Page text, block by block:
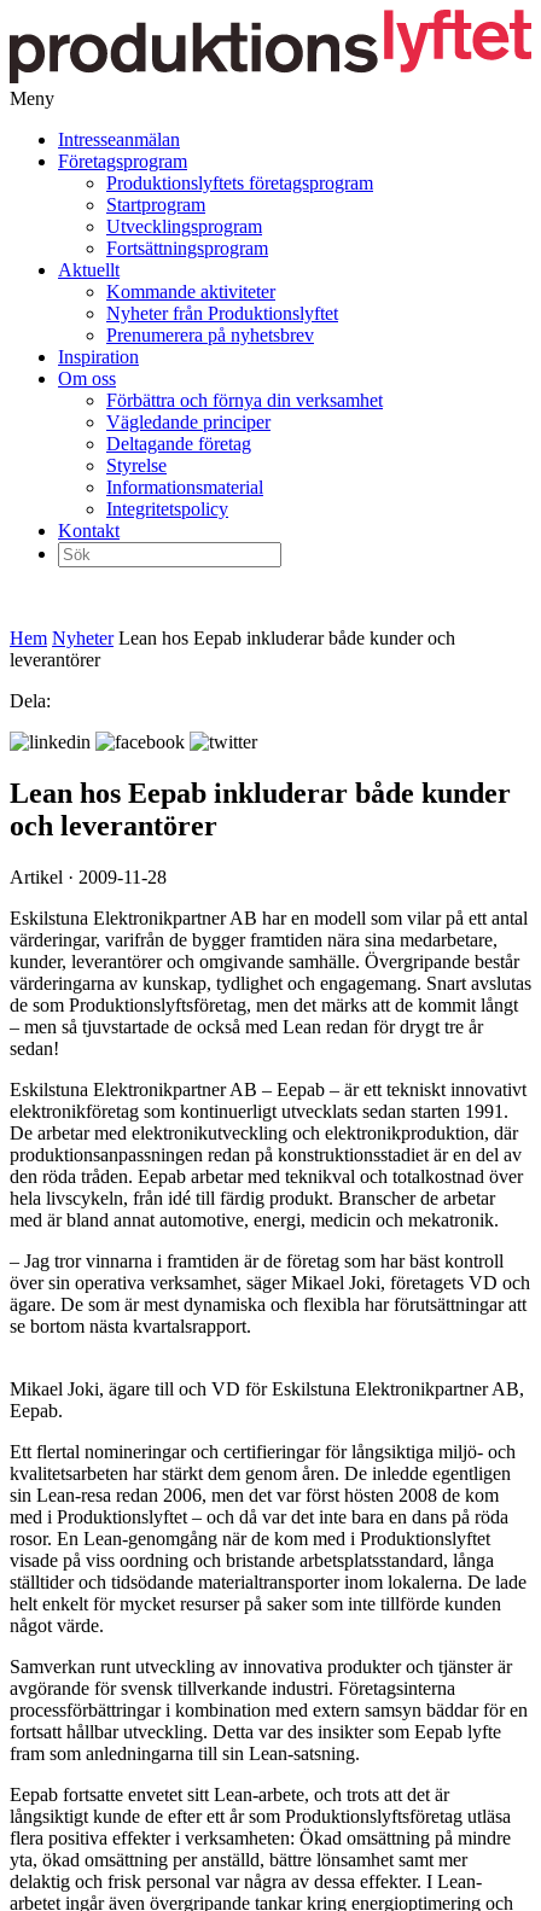
Meny
vidare
Intresseanmälan
Företagsprogram
Produktionslyftets företagsprogram
Startprogram
Utvecklingsprogram
Fortsättningsprogram
Aktuellt
Kommande aktiviteter
Nyheter från Produktionslyftet
Prenumerera på nyhetsbrev
Inspiration
Om oss
Förbättra och förnya din verksamhet
Vägledande principer
Deltagande företag
Styrelse
Informationsmaterial
Integritetspolicy
Kontakt
Sök
efter:
Hem Nyheter Lean hos Eepab inkluderar både kunder och
leverantörer
Dela:
Lean hos Eepab inkluderar både kunder
och leverantörer
Artikel · 2009-11-28
Eskilstuna Elektronikpartner AB har en modell som vilar på ett antal
värderingar, varifrån de bygger framtiden nära sina medarbetare,
kunder, leverantörer och omgivande samhälle. Övergripande består
värderingarna av kunskap, tydlighet och engagemang. Snart avslutas
de som Produktionslyftsföretag, men det märks att de kommit långt
– men så tjuvstartade de också med Lean redan för drygt tre år
sedan!
Eskilstuna Elektronikpartner AB – Eepab – är ett tekniskt innovativt
elektronikföretag som kontinuerligt utvecklats sedan starten 1991.
De arbetar med elektronikutveckling och elektronikproduktion, där
produktionsanpassningen redan på konstruktionsstadiet är en del av
den röda tråden. Eepab arbetar med teknikval och totalkostnad över
hela livscykeln, från idé till färdig produkt. Branscher de arbetar
med är bland annat automotive, energi, medicin och mekatronik.
– Jag tror vinnarna i framtiden är de företag som har bäst kontroll
över sin operativa verksamhet, säger Mikael Joki, företagets VD och
ägare. De som är mest dynamiska och flexibla har förutsättningar att
se bortom nästa kvartalsrapport.
Mikael Joki, ägare till och VD för Eskilstuna Elektronikpartner AB,
Eepab.
Ett flertal nomineringar och certifieringar för långsiktiga miljö- och
kvalitetsarbeten har stärkt dem genom åren. De inledde egentligen
sin Lean-resa redan 2006, men det var först hösten 2008 de kom
med i Produktionslyftet – och då var det inte bara en dans på röda
rosor. En Lean-genomgång när de kom med i Produktionslyftet
visade på viss oordning och bristande arbetsplatsstandard, långa
ställtider och tidsödande materialtransporter inom lokalerna. De lade
helt enkelt för mycket resurser på saker som inte tillförde kunden
något värde.
Samverkan runt utveckling av innovativa produkter och tjänster är
avgörande för svensk tillverkande industri. Företagsinterna
processförbättringar i kombination med extern samsyn bäddar för en
fortsatt hållbar utveckling. Detta var des insikter som Eepab lyfte
fram som anledningarna till sin Lean-satsning.
Eepab fortsatte envetet sitt Lean-arbete, och trots att det är
långsiktigt kunde de efter ett år som Produktionslyftsföretag utläsa
flera positiva effekter i verksamheten: Ökad omsättning på mindre
yta, ökad omsättning per anställd, bättre lönsamhet samt mer
delaktig och frisk personal var några av dessa effekter. I Lean-
arbetet ingår även övergripande tankar kring energioptimering och